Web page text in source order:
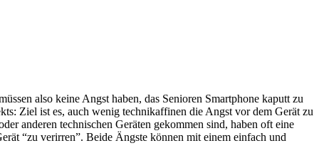
also keine Angst haben, das Senioren Smartphone kaputt zu
Ziel ist es, auch wenig technikaffinen die Angst vor dem Gerät zu
anderen technischen Geräten gekommen sind, haben oft eine
“zu verirren”. Beide Ängste können mit einem einfach und